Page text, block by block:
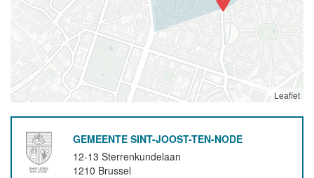
Leaflet
GEMEENTE SINT-JOOST-TEN-NODE
12-13 Sterrenkundelaan
1210 Brussel